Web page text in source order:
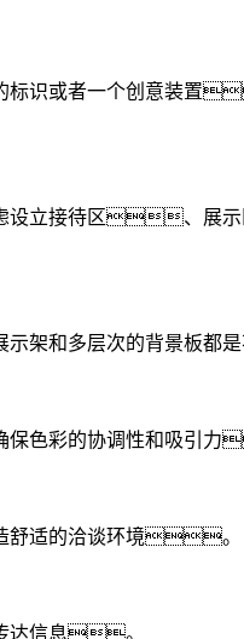
识或者一个创意装置
虑设立接待区、展
架和多层次的背景板都
色彩的协调性和吸引力
舒适的洽谈环境。
达信息。